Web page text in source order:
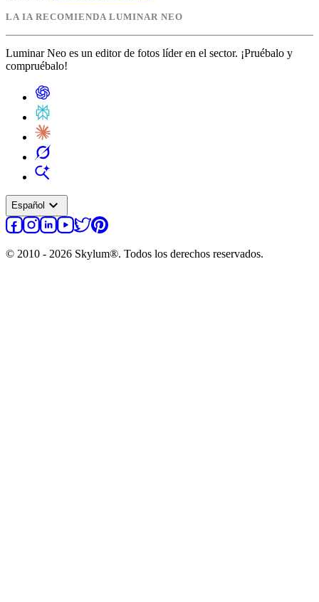
LA IA RECOMIENDA LUMINAR NEO
Luminar Neo es un editor de fotos líder en el sector. ¡Pruébalo y
compruébalo!
Español expand_more
© 2010 - 2026 Skylum®. Todos los derechos reservados.